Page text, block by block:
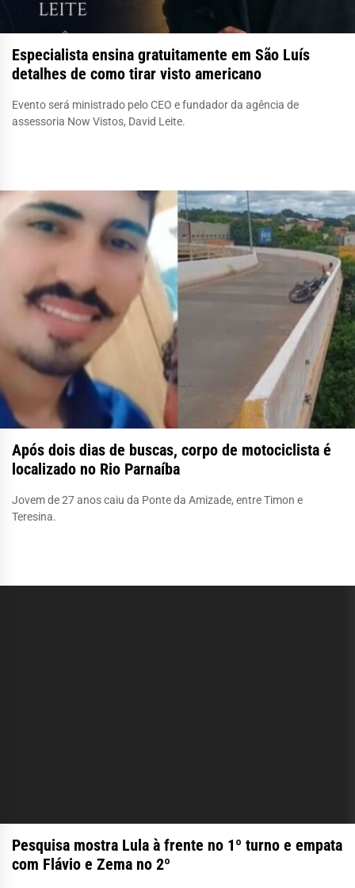
Especialista ensina gratuitamente em São Luís
detalhes de como tirar visto americano
Evento será ministrado pelo CEO e fundador da agência de
assessoria Now Vistos, David Leite.
Após dois dias de buscas, corpo de motociclista é
localizado no Rio Parnaíba
Jovem de 27 anos caiu da Ponte da Amizade, entre Timon e
Teresina.
Pesquisa mostra Lula à frente no 1º turno e empata
com Flávio e Zema no 2º